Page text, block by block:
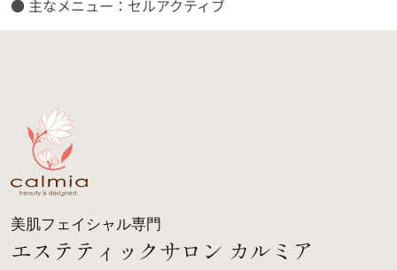
● 主なメニュー： セルアクティブ
美肌フェイシャル専門
エステティックサロン カルミア